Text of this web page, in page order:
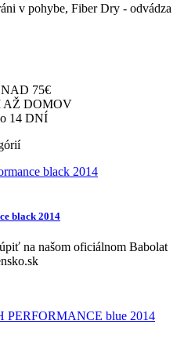
v pohybe, Fiber Dry - odvádza
75€
AŽ DOMOV
14 DNÍ
black 2014
na našom oficiálnom Babolat